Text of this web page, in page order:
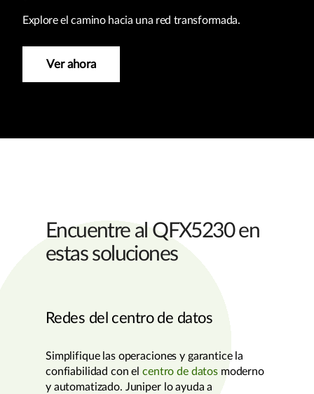
Explore el camino hacia una red transformada.
Ver ahora
Encuentre al QFX5230 en
estas soluciones
Redes del centro de datos
Simplifique las operaciones y garantice la
confiabilidad con elcentro de datosmoderno
y automatizado. Juniper lo ayuda a